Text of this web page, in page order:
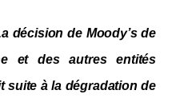
décision de Moody’s de
et des autres entités
suite à la dégradation de